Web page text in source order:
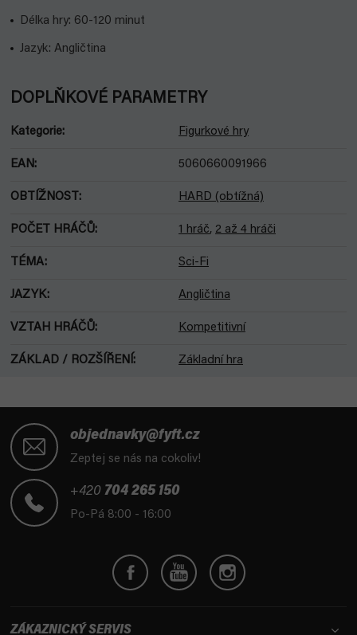
Délka hry: 60-120 minut
Jazyk: Angličtina
DOPLŇKOVÉ PARAMETRY
Kategorie: Figurkové hry
EAN: 5060660091966
OBTÍŽNOST : HARD (obtížná)
POČET HRÁČŮ: 1 hráč, 2 až 4 hráči
TÉMA: Sci-Fi
JAZYK: Angličtina
VZTAH HRÁČŮ: Kompetitivní
ZÁKLAD / ROZŠÍŘENÍ: Základní hra
objednavky@fyft.cz
Zeptej se nás na cokoliv!
+420 704 265 150
Po-Pá 8:00 - 16:00
ZÁKAZNICKÝ SERVIS